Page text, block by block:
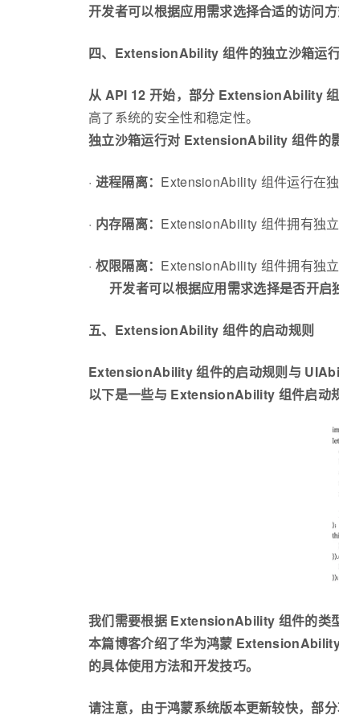
开发者可以根据应用需求选择合适的访问
四、ExtensionAbility 组件的独立沙箱运
从 API 12 开始，部分 ExtensionAbility
高了系统的安全性和稳定性。
独立沙箱运行对 ExtensionAbility 组件的
· 进程隔离： ExtensionAbility 组件运行在
· 内存隔离： ExtensionAbility 组件拥有独
· 权限隔离： ExtensionAbility 组件拥有独
开发者可以根据应用需求选择是否开
五、ExtensionAbility 组件的启动规则
ExtensionAbility 组件的启动规则与
以下是一些与 ExtensionAbility 组件启动
我们需要根据 ExtensionAbility 组件的类
本篇博客介绍了华为鸿蒙
的具体使用方法和开发技巧。
请注意，由于鸿蒙系统版本更新较快，部